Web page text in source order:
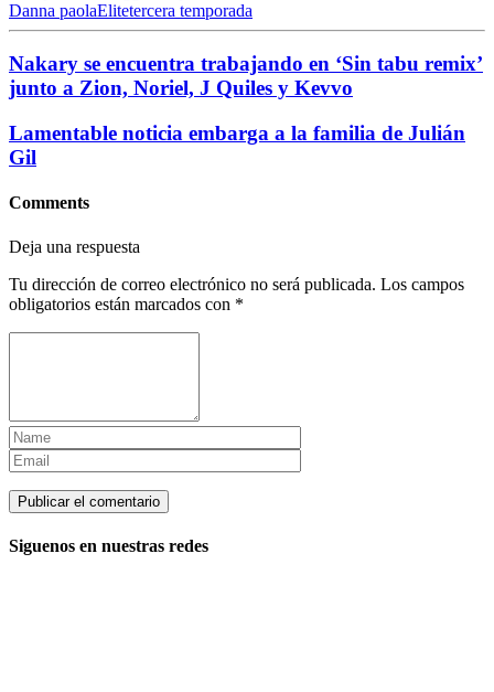
Danna paolaElitetercera temporada
Nakary se encuentra trabajando en ‘Sin tabu remix’
junto a Zion, Noriel, J Quiles y Kevvo
Lamentable noticia embarga a la familia de Julián
Gil
Comments
Deja una respuesta
Tu dirección de correo electrónico no será publicada. Los campos
obligatorios están marcados con *
Siguenos en nuestras redes